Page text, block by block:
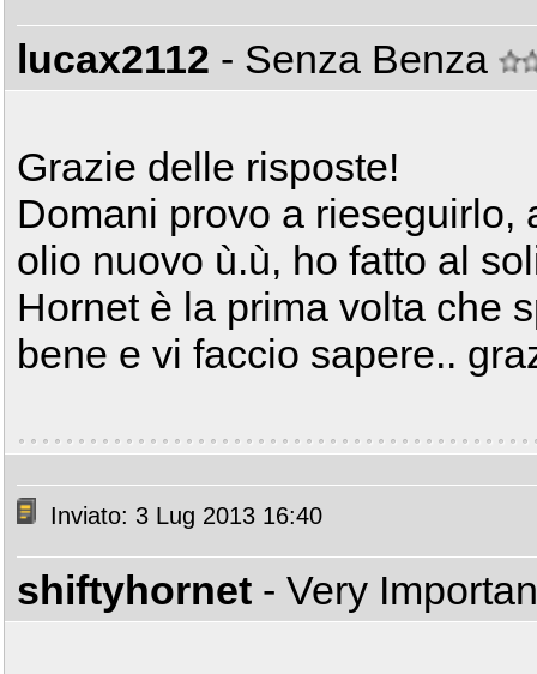
lucax2112 - Senza Benza
Grazie delle risposte!
Domani provo a rieseguirlo,
olio nuovo ù.ù, ho fatto al
Hornet è la prima volta che
bene e vi faccio sapere..
Inviato: 3 Lug 2013 16:40
shiftyhornet - Very